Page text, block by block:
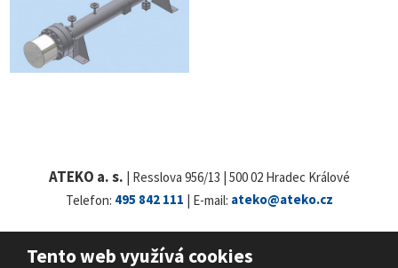
ATEKO a. s. | Resslova 956/13 | 500 02 Hradec Králové
Telefon: 495 842 111 | E-mail: ateko@ateko.cz
Tento web využívá cookies